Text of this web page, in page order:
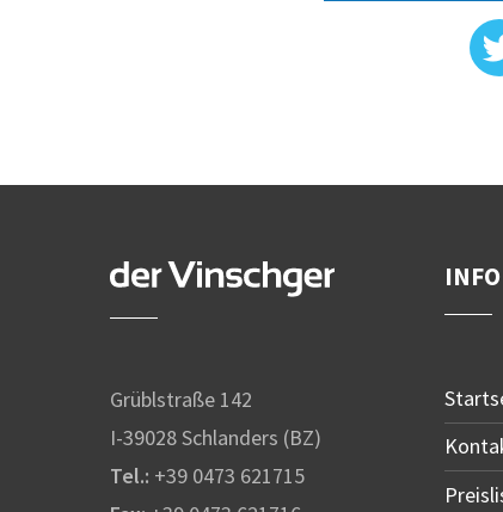
Grüblstraße 142
I-39028 Schlanders (BZ)
Tel.: +39 0473 621715
INFO